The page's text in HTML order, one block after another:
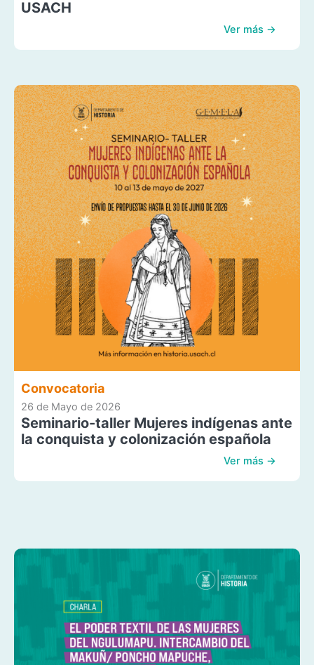
USACH
Ver más →
Convocatoria
26 de Mayo de 2026
Seminario-taller Mujeres indígenas ante
la conquista y colonización española
Ver más →